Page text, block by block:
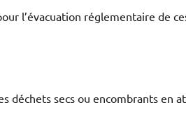
l’évacuation réglementaire de
déchets secs ou encombrants en